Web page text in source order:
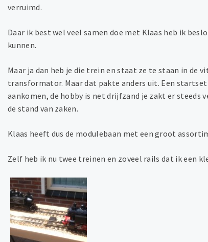
verruimd.
Daar ik best wel veel samen doe met Klaas heb ik
kunnen.
Maar ja dan heb je die trein en staat ze te staan in de
transformator. Maar dat pakte anders uit. Een
aankomen, de hobby is net drijfzand je zakt er steeds
de stand van zaken.
Klaas heeft dus de modulebaan met een groot
Zelf heb ik nu twee treinen en zoveel rails dat ik een